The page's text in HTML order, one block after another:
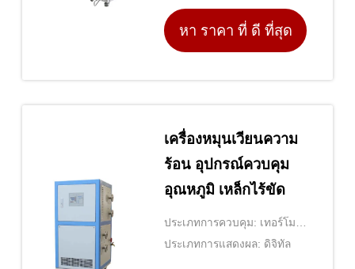
หา ราคา ที่ ดี ที่สุด
เครื่องหมุนเวียนความ
ร้อน อุปกรณ์ควบคุม
อุณหภูมิ เหล็กไร้ขัด
ประเภทการควบคุม: เทอร์โม
สตัท
ประเภทการแสดงผล: ดิจิทัล